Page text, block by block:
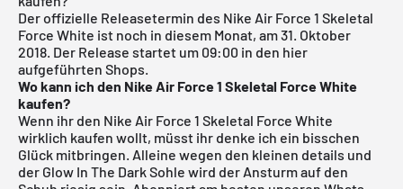
Der offizielle Releasetermin des Nike Air Force 1 Skeletal
Force White ist noch in diesem Monat, am 31. Oktober
2018. Der Release startet um 09:00 in den hier
aufgeführten Shops.
Wo kann ich den Nike Air Force 1 Skeletal Force White
kaufen?
Wenn ihr den Nike Air Force 1 Skeletal Force White
wirklich kaufen wollt, müsst ihr denke ich ein bisschen
Glück mitbringen. Alleine wegen den kleinen details und
der Glow In The Dark Sohle wird der Ansturm auf den